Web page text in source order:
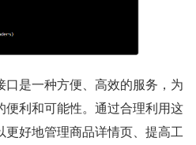
是一种方便、高效的服务，为
利和可能性。通过合理利用这
好地管理商品详情页、提高工